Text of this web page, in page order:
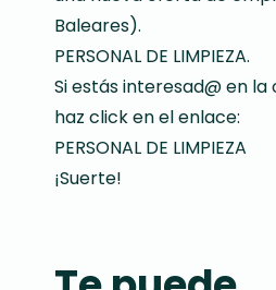
Baleares).
PERSONAL DE LIMPIEZA.
Si estás interesad@ en
haz click en el enlace:
PERSONAL DE LIMPIEZA
¡Suerte!